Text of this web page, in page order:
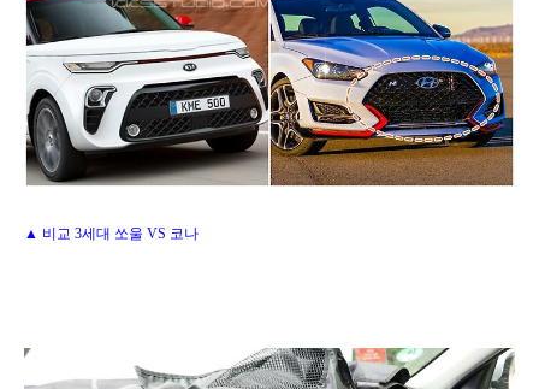
▲ 비교 3세대 쏘울 VS 코나